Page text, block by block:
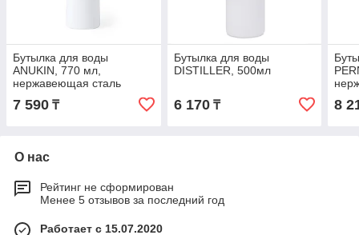
Бутылка для воды
ANUKIN, 770 мл,
нержавеющая сталь
7 590 ₸
Бутылка для воды
DISTILLER, 500мл
6 170₸ 8
О нас
Рейтинг не сформирован
Менее 5 отзывов за последний год
Работает с 15.07.2020